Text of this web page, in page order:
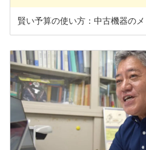
賢い予算の使い方：中古機器の